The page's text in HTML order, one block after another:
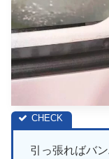
引っ張ればバ